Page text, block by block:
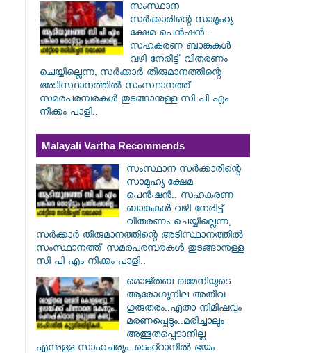
സംസ്ഥാന
സർ‌ക്കാരിന്റെ സാമൂഹ്യ
ക്ഷേമ പെൻഷൻ..
സഹകരണ ബാങ്കുകൾ
വഴി നേരിട്ട് വിതരണം
ചെയ്യില്ലെന്ന, സർക്കാർ തീരുമാനത്തിന്റെ
അടിസ്ഥാനത്തിൽ സംസ്ഥാനത്ത്
സമരപരമ്പരകൾ തുടങ്ങാനുള്ള സി പി എം
നീക്കം പാളി..
Malayali Vartha Recommends
സംസ്ഥാന സർ‌ക്കാരിന്റെ
സാമൂഹ്യ ക്ഷേമ
പെൻഷൻ.. സഹകരണ
ബാങ്കുകൾ വഴി നേരിട്ട്
വിതരണം ചെയ്യില്ലെന്ന,
സർക്കാർ തീരുമാനത്തിന്റെ അടിസ്ഥാനത്തിൽ
സംസ്ഥാനത്ത് സമരപരമ്പരകൾ തുടങ്ങാനുള്ള
സി പി എം നീക്കം പാളി..
മൊജ്തബ ഖമേനിയുടെ
ആരോഗ്യനില അതീവ
ഗുരുതരം..ഏതാ നിമിഷവും
മരണപ്പെടും..മരിച്ചാലും
അത്ഭുതപ്പെടാനില്ല
എന്നുള്ള സാഹചര്യം..ടെഹ്റാനിൽ ഭയം